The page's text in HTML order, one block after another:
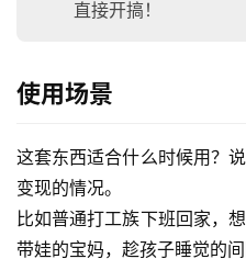
直接开搞！
使用场景
这套东西适合什么时候用？
变现的情况。
比如普通打工族下班回家，
带娃的宝妈，趁孩子睡觉的间